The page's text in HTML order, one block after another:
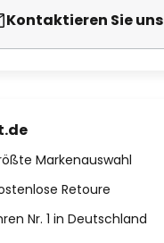
Kontaktieren Sie uns
Markenauswahl
Retoure
Nr. 1 in Deutschland